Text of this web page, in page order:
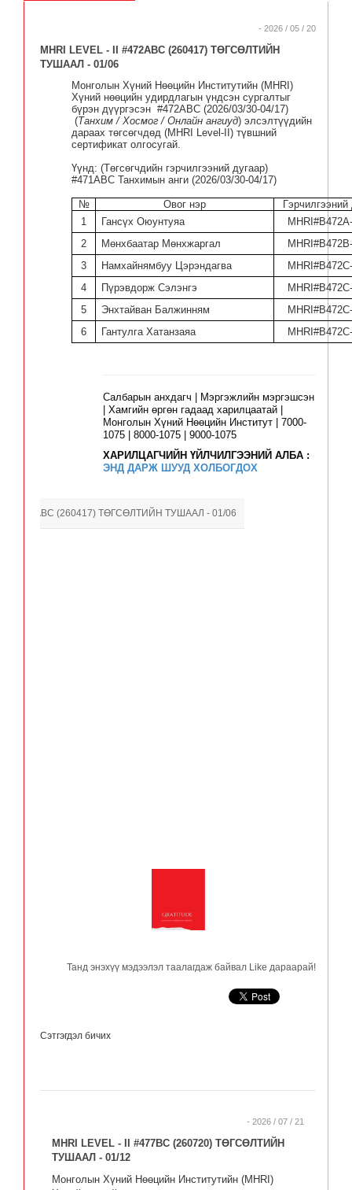
- 2026 / 05 / 20
MHRI LEVEL - II #472ABC (260417) ТӨГСӨЛТИЙН
ТУШААЛ - 01/06
Монголын Хүний Нөөцийн Институтийн (MHRI)
Хүний нөөцийн удирдлагын үндсэн сургалтыг
бүрэн дүүргэсэн #472ABC (2026/03/30-04/17)
(Танхим / Хосмог / Онлайн ангиуд) элсэлтүүдийн
дараах төгсөгчдөд (MHRI Level-II) түвшний
сертификат олгосугай.
Үүнд: (Төгсөгчдийн гэрчилгээний дугаар)
#471ABC Танхимын анги (2026/03/30-04/17)
№ Овог нэр
Гэрчилгээний
1
Гансүх Оюунтуяа
2
Мөнхбаатар Мөнхжаргал
3
Намхайнямбуу Цэрэндагва
4
Пүрэвдорж Сэлэнгэ
5
Энхтайван Балжинням
6
Гантулга Хатанзаяа
Салбарын анхдагч | Мэргэжлийн мэргэшсэн
| Хамгийн өргөн гадаад харилцаатай |
Монголын Хүний Нөөцийн Институт | 7000-
1075 | 8000-1075 | 9000-1075
ХАРИЛЦАГЧИЙН ҮЙЛЧИЛГЭЭНИЙ АЛБА :
ЭНД ДАРЖ ШУУД ХОЛБОГДОХ
- II #472ABC (260417) ТӨГСӨЛТИЙН ТУШААЛ - 01/06
Танд энэхүү мэдээлэл таалагдаж байвал Like дараарай!
Сэтгэгдэл бичих
- 2026 / 07 / 21
MHRI LEVEL - II #477BC (260720) ТӨГСӨЛТИЙН
ТУШААЛ - 01/12
Монголын Хүний Нөөцийн Институтийн (MHRI)